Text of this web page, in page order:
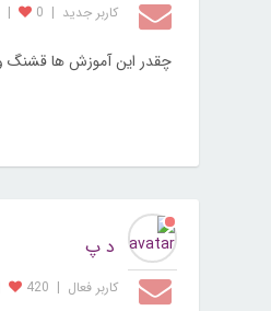
کاربر جديد |
0
|
چقدر این آموزش ها قشنگ
د پ
کاربر فعال |
420